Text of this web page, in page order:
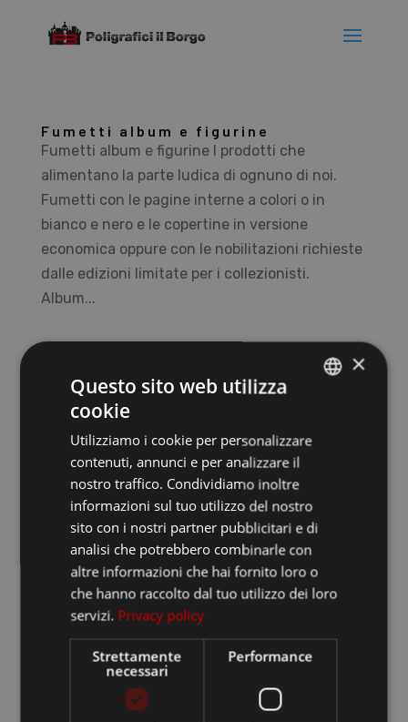
Fumetti album e figurine
Fumetti album e figurine I prodotti che
alimentano la parte ludica di ognuno di noi.
Fumetti con le pagine interne a colori o in
bianco e nero e le copertine in versione
economica oppure con le nobilitazioni richieste
dalle edizioni limitate per i collezionisti.
Album...
Cerca
Recent Posts
Volantini GDO
Libri per la scuola
Cataloghi
Riviste periodiche
Libri narrativa in bianco e nero
Recent
Comments
FRANCESE
×
Questo sito web utilizza
cookie
Utilizziamo i cookie per personalizzare
contenuti, annunci e per analizzare il
nostro traffico. Condividiamo inoltre
informazioni sul tuo utilizzo del nostro
sito con i nostri partner pubblicitari e di
analisi che potrebbero combinarle con
altre informazioni che hai fornito loro o
che hanno raccolto dal tuo utilizzo dei loro
servizi. Privacy policy
Strettamente
necessari
Performance